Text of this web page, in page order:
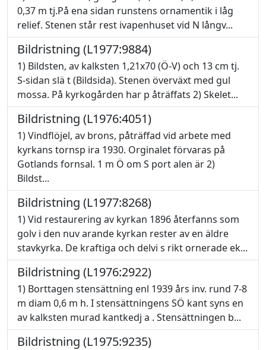
0,37 m tj.På ena sidan runstens ornamentik i låg
relief. Stenen står rest ivapenhuset vid N långv...
Bildristning (L1977:9884)
1) Bildsten, av kalksten 1,21x70 (Ö-V) och 13 cm tj.
S-sidan slä t (Bildsida). Stenen överväxt med gul
mossa. På kyrkogården har p åträffats 2) Skelet...
Bildristning (L1976:4051)
1) Vindflöjel, av brons, påträffad vid arbete med
kyrkans tornsp ira 1930. Orginalet förvaras på
Gotlands fornsal. 1 m Ö om S port alen är 2)
Bildst...
Bildristning (L1977:8268)
1) Vid restaurering av kyrkan 1896 återfanns som
golv i den nuv arande kyrkan rester av en äldre
stavkyrka. De kraftiga och delvi s rikt ornerade ek...
Bildristning (L1976:2922)
1) Borttagen stensättning enl 1939 års inv. rund 7-8
m diam 0,6 m h. I stensättningens SÖ kant syns en
av kalksten murad kantkedj a . Stensättningen b...
Bildristning (L1975:9235)